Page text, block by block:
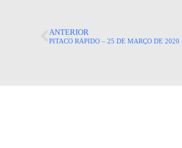
ANTERIOR
PITACO RÁPIDO – 25 DE MARÇO DE 2020